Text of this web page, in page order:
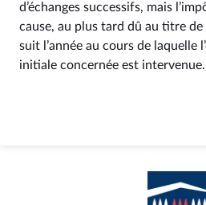
d’échanges successifs, mais
cause, au plus tard dû au titre de
suit l’année au cours de laquelle
initiale concernée est intervenue.